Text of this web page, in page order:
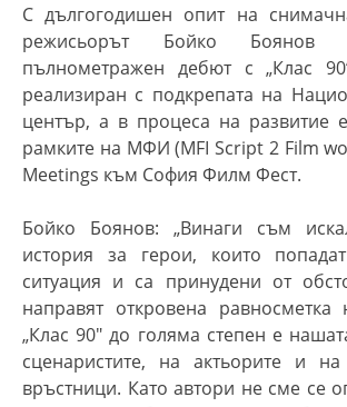
С дългогодишен опит на
режисьорът Бойко Боянов
пълнометражен дебют с „Клас
реализиран с подкрепата на
център, а в процеса на развитие
рамките на МФИ (MFI Script 2 Film
Meetings към София Филм Фест.
Бойко Боянов: „Винаги съм
история за герои, които
ситуация и са принудени от
направят откровена
„Клас 90″ до голяма степен е
сценаристите, на актьорите и
връстници. Като автори не сме се